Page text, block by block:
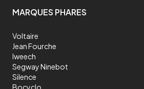
MARQUES PHARES
Voltaire
Jean Fourche
Iweech
Segway Ninebot
Silence
Bocyclo